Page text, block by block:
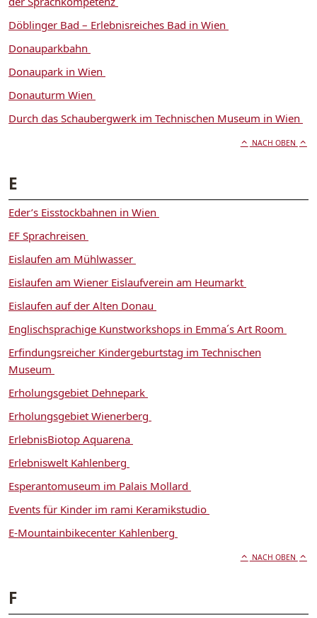
Döblinger Bad – Erlebnisreiches Bad in Wien
Donauparkbahn
Donaupark in Wien
Donauturm Wien
Durch das Schaubergwerk im Technischen Museum in Wien
NACH OBEN
E
Eder’s Eisstockbahnen in Wien
EF Sprachreisen
Eislaufen am Mühlwasser
Eislaufen am Wiener Eislaufverein am Heumarkt
Eislaufen auf der Alten Donau
Englischsprachige Kunstworkshops in Emma´s Art Room
Erfindungsreicher Kindergeburtstag im Technischen
Museum
Erholungsgebiet Dehnepark
Erholungsgebiet Wienerberg
ErlebnisBiotop Aquarena
Erlebniswelt Kahlenberg
Esperantomuseum im Palais Mollard
Events für Kinder im rami Keramikstudio
E-Mountainbikecenter Kahlenberg
NACH OBEN
F